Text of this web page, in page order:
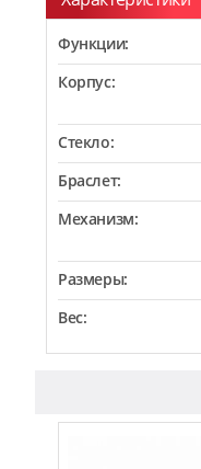
Функции:
Корпус:
Стекло:
Браслет:
Механизм:
Размеры:
Вес: